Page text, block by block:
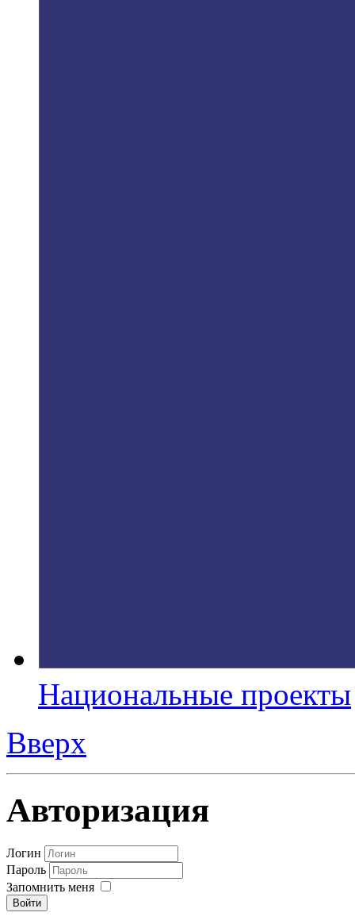
Национальные проекты
Вверх
Авторизация
Логин
Пароль
Запомнить меня
Войти